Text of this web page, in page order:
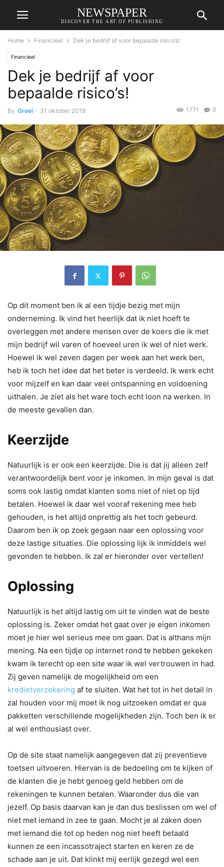
NEWSPAPER
DISCOVER THE ART OF PUBLISHING
Home Financieel Dek je bedrijf af voor bepaalde risico’s!
Financieel
Dek je bedrijf af voor
bepaalde risico’s!
By Groei - 31 oktober 2019 0
1771
Op dit moment ben ik al een tijdje bezig met mijn
onderneming. Ik vind het heerlijk dat ik niet hoeft te
overleggen met andere mensen over de koers die ik met
mijn bedrijf wil varen of hoeveel uren ik wel of niet werk.
Hoewel ik wel zeven dagen per week aan het werk ben,
heb ik toch het idee dat het beter is verdeeld. Ik werk echt
voor mijzelf en kan daar veel ontspanning en voldoening
uithalen. Je ziet als het ware toch echt loon na werken. In
de meeste gevallen dan.
Keerzijde
Natuurlijk is er ook een keerzijde. Die is dat jij alleen zelf
verantwoordelijk bent voor je inkomen. In mijn geval is dat
soms ook lastig omdat klanten soms niet of niet op tijd
betalen. Hoewel ik daar wel vooraf rekening mee heb
gehouden, is het altijd onprettig als het toch gebeurd.
Daarom ben ik op zoek gegaan naar een oplossing voor
deze lastige situaties. Die oplossing lijk ik inmiddels wel
gevonden te hebben. Ik zal er hieronder over vertellen!
Oplossing
Natuurlijk is het altijd lastig om uit te vinden wat de beste
oplossing is. Zeker omdat het gaat over je eigen inkomen
moet je hier wel serieus mee om gaan. Dat is althans mijn
mening. Na een tijdje op internet rond te hebben gekeken
kwam ik terecht op een site waar ik wel vertrouwen in had.
Zij geven namelijk de mogelijkheid om een
kredietverzekering af te sluiten. Wat het tot in het detail in
zal houden voor mij moet ik nog uitzoeken omdat er qua
pakketten verschillende mogelijkheden zijn. Toch ben ik er
al wel enthousiast over.
Op de site staat namelijk aangegeven dat zij preventieve
toetsen uitvoeren. Hiervan is de bedoeling om te kijken of
de klanten die je hebt genoeg geld hebben om de
rekeningen te kunnen betalen. Waaronder dus die van
jezelf. Op basis daarvan kan je dan dus beslissen om wel of
niet met iemand in zee te gaan. Mocht je al zaken doen
met iemand die tot op heden nog niet heeft betaald
kunnen ze een incassotraject starten en keren ze de
schade aan je uit. Dat klinkt mij eerlijk gezegd wel een